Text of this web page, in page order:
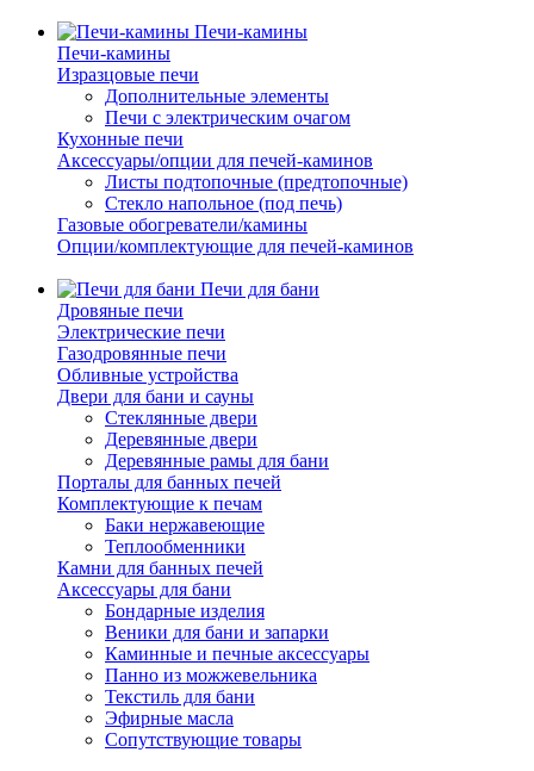
Печи-камины
Печи-камины
Изразцовые печи
Дополнительные элементы
Печи с электрическим очагом
Кухонные печи
Аксессуары/опции для печей-каминов
Листы подтопочные (предтопочные)
Стекло напольное (под печь)
Газовые обогреватели/камины
Опции/комплектующие для печей-каминов
Печи для бани
Дровяные печи
Электрические печи
Газодровянные печи
Обливные устройства
Двери для бани и сауны
Стеклянные двери
Деревянные двери
Деревянные рамы для бани
Порталы для банных печей
Комплектующие к печам
Баки нержавеющие
Теплообменники
Камни для банных печей
Аксессуары для бани
Бондарные изделия
Веники для бани и запарки
Каминные и печные аксессуары
Панно из можжевельника
Текстиль для бани
Эфирные масла
Сопутствующие товары